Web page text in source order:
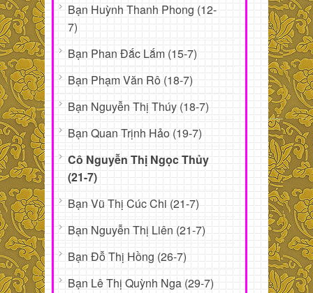
Bạn Huỳnh Thanh Phong (12-
7)
Bạn Phan Đắc Lắm (15-7)
Bạn Phạm Văn Rô (18-7)
Bạn Nguyễn Thị Thúy (18-7)
Bạn Quan Trịnh Hảo (19-7)
Cô Nguyễn Thị Ngọc Thủy
(21-7)
Bạn Vũ Thị Cúc Chi (21-7)
Bạn Nguyễn Thị Liên (21-7)
Bạn Đỗ Thị Hồng (26-7)
Bạn Lê Thị Quỳnh Nga (29-7)